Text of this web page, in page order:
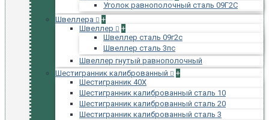
Уголок равнополочный сталь 09Г2С
Швеллера
+
Швеллер
+
Швеллер сталь 09г2с
Швеллер сталь 3пс
Швеллер гнутый равнополочный
Шестигранник калиброванный
+
Шестигранник 40Х
Шестигранник калиброванный сталь 10
Шестигранник калиброванный сталь 20
Шестигранник калиброванный сталь 3